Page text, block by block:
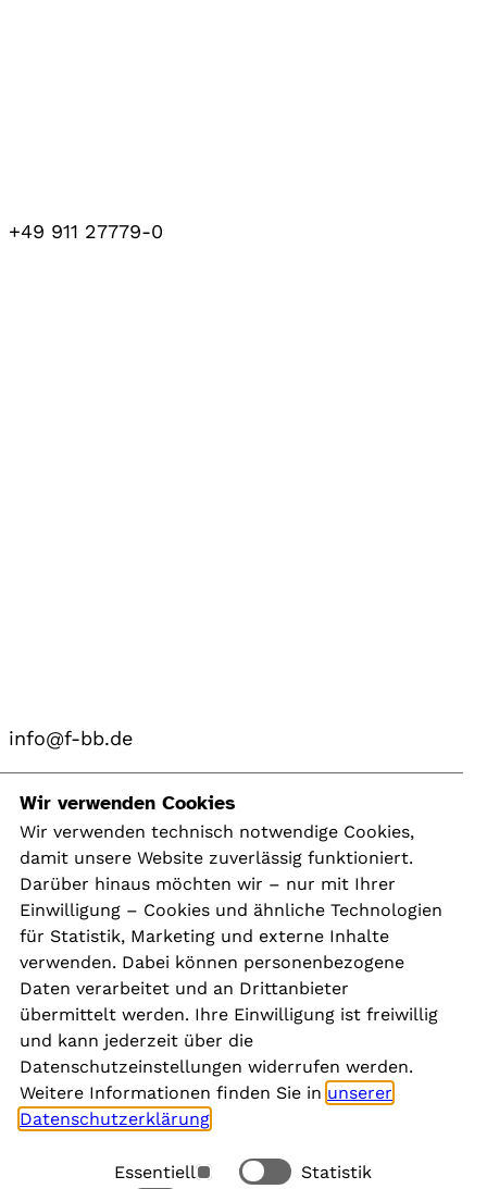
+49 911 27779-0
info@f-bb.de
Navigation
Kontakt
Presse
Aktuelles
Karriere
Newsletter
Social Media
Wir verwenden Cookies
Wir verwenden technisch notwendige Cookies,
damit unsere Website zuverlässig funktioniert.
Darüber hinaus möchten wir – nur mit Ihrer
Einwilligung – Cookies und ähnliche Technologien
für Statistik, Marketing und externe Inhalte
verwenden. Dabei können personenbezogene
Daten verarbeitet und an Drittanbieter
übermittelt werden. Ihre Einwilligung ist freiwillig
und kann jederzeit über die
Datenschutzeinstellungen widerrufen werden.
Weitere Informationen finden Sie in unserer
Datenschutzerklärung
Essentiell Statistik